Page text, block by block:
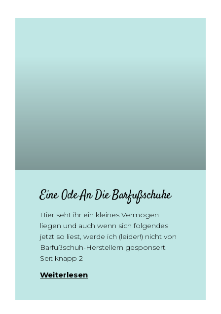
Eine Ode An Die Barfußschuhe
Hier seht ihr ein kleines Vermögen
liegen und auch wenn sich folgendes
jetzt so liest, werde ich (leider!) nicht von
Barfußschuh-Herstellern gesponsert.
Seit knapp 2
Weiterlesen